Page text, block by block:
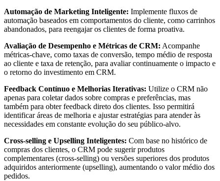
Automação de Marketing Inteligente: Implemente fluxos de
automação baseados em comportamentos do cliente, como carrinhos
abandonados, para reengajar os clientes de forma proativa.
Avaliação de Desempenho e Métricas de CRM: Acompanhe
métricas-chave, como taxas de conversão, tempo médio de resposta
ao cliente e taxa de retenção, para avaliar continuamente o impacto e
o retorno do investimento em CRM.
Feedback Contínuo e Melhorias Iterativas: Utilize o CRM não
apenas para coletar dados sobre compras e preferências, mas
também para obter feedback direto dos clientes. Isso permitirá
identificar áreas de melhoria e ajustar estratégias para atender às
necessidades em constante evolução do seu público-alvo.
Cross-selling e Upselling Inteligentes: Com base no histórico de
compras dos clientes, o CRM pode sugerir produtos
complementares (cross-selling) ou versões superiores dos produtos
adquiridos anteriormente (upselling), aumentando o valor médio dos
pedidos.